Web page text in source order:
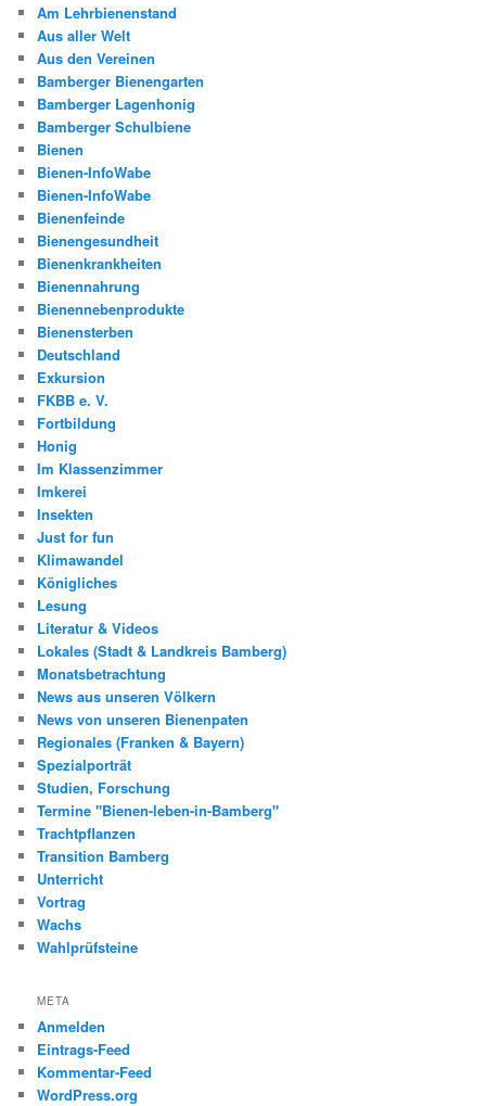
Am Lehrbienenstand
Aus aller Welt
Aus den Vereinen
Bamberger Bienengarten
Bamberger Lagenhonig
Bamberger Schulbiene
Bienen
Bienen-InfoWabe
Bienen-InfoWabe
Bienenfeinde
Bienengesundheit
Bienenkrankheiten
Bienennahrung
Bienennebenprodukte
Bienensterben
Deutschland
Exkursion
FKBB e. V.
Fortbildung
Honig
Im Klassenzimmer
Imkerei
Insekten
Just for fun
Klimawandel
Königliches
Lesung
Literatur & Videos
Lokales (Stadt & Landkreis Bamberg)
Monatsbetrachtung
News aus unseren Völkern
News von unseren Bienenpaten
Regionales (Franken & Bayern)
Spezialporträt
Studien, Forschung
Termine "Bienen-leben-in-Bamberg"
Trachtpflanzen
Transition Bamberg
Unterricht
Vortrag
Wachs
Wahlprüfsteine
META
Anmelden
Eintrags-Feed
Kommentar-Feed
WordPress.org